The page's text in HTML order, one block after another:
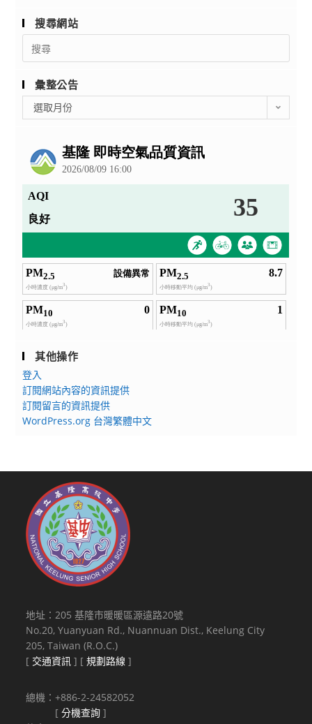
搜尋網站
Search
for:
彙整公告
整
選取月份
其他操作
登入
訂閱網站內容的資訊提供
訂閱留言的資訊提供
WordPress.org 台灣繁體中文
地址：205 基隆市暖暖區源遠路20號
No.20, Yuanyuan Rd., Nuannuan Dist., Keelung City
205, Taiwan (R.O.C.)
[ 交通資訊 ] [規劃路線 ]
總機：+886-2-24582052
[分機查詢 ]